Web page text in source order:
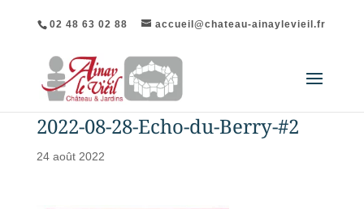
02 48 63 02 88 accueil@chateau-ainaylevieil.fr
2022-08-28-Echo-du-Berry-#2
24 août 2022